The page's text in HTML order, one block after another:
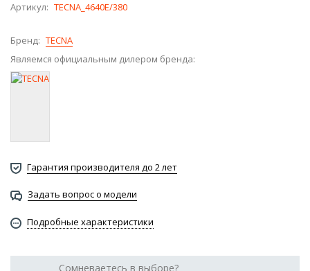
Артикул: TECNA_4640E/380
Бренд: TECNA
Являемся официальным дилером бренда:
Гарантия производителя до 2 лет
Задать вопрос о модели
Подробные характеристики
Сомневаетесь в выборе?